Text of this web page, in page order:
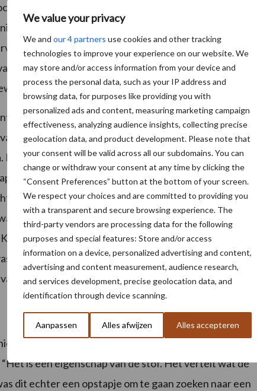
We value your privacy
We and our 4 partners use cookies and other tracking
technologies to improve your experience on our website. We
may store and/or access information from your device and
process the personal data, such as your IP address and
browsing data, for purposes like providing you with
personalized ads and content, measuring marketing campaign
effectiveness, analyzing audience insights, collecting precise
geolocation data, and product development. Please note that
your consent will be valid across all our subdomains. You can
change or withdraw your consent at any time by clicking the
“Consent Preferences” button at the bottom of your screen.
We respect your choices and are committed to providing you
with a transparent and secure browsing experience. The
third-party vendors are processing data for the following
purposes and special features: Store and/or access
information on a device, personalized advertising and content,
advertising and content measurement, audience research,
and services development, precise geolocation data, and
identification through device scanning.
Aanpassen Alles afwijzen Alles accepteren
waarde (bodemabsorptiecoëfficiënt). Dit is een
materiaal. Middelen die makkelijk inspoelen in de
hebben een goede wateroplosbaarheid,
een stof met een matige Koc-waarde is
wordt toegepast.
zijn drie verschillende toepassingen vergeleken.
de werkzame stof dimethenamide-P, en een
Hieruit blijkt dat in het opgevangen water, na
de hoeveelheid werkzame stof in het water is
van geen behandeling met Captura (zie foto). Dit
er minder uitspoeling optreedt naar de
middelen. Het is zonde dat zoveel middelen niet
Door een bodembinder toe te dienen, voorkom je
Captura.
dat een middel per definitie druk legt op het milieu.
is een eigenschap van de stof. Het vertelt wat de
dit echter een opstapje om te gaan zoeken naar een